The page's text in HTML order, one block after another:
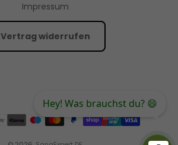
Impressum
Vertrag widerrufen
Hey! Was brauchst du? 😄